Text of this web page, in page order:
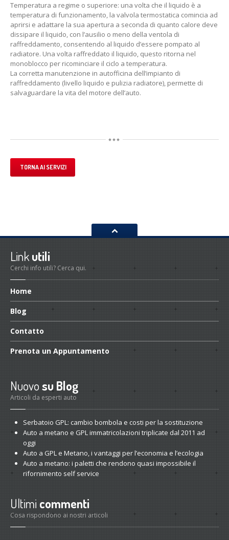
Temperatura a regime o superiore: una volta che il liquido è a
temperatura di funzionamento, la valvola termostatica comincia ad
aprirsi e adattare la sua apertura a seconda di quanto calore deve
dissipare il liquido, con l’ausilio o meno della ventola di
raffreddamento, consentendo al liquido d’essere pompato al
radiatore. Una volta raffreddato il liquido, questo ritorna nel
monoblocco per ricominciare il ciclo a temperatura.
La corretta manutenzione in autofficina dell’impianto di
raffreddamento (livello liquido e pulizia radiatore), permette di
salvaguardare la vita del motore dell’auto.
TORNA AI SERVIZI
Linkutili
Cerchi info utili? Cerca qui.
Home
Blog
Contatto
Prenota un Appuntamento
Nuovosu Blog
Articoli da esperti auto
Serbatoio GPL: cambio bombola e costi per la sostituzione
Auto a metano e GPL immatricolazioni triplicate dal 2011 ad
oggi
Auto a GPL e Metano, i vantaggi per l’economia e l’ecologia
Auto a metano: i paletti che rendono quasi impossibile il
rifornimento self service
Ultimi commenti
Cosa rispondono ai nostri articoli